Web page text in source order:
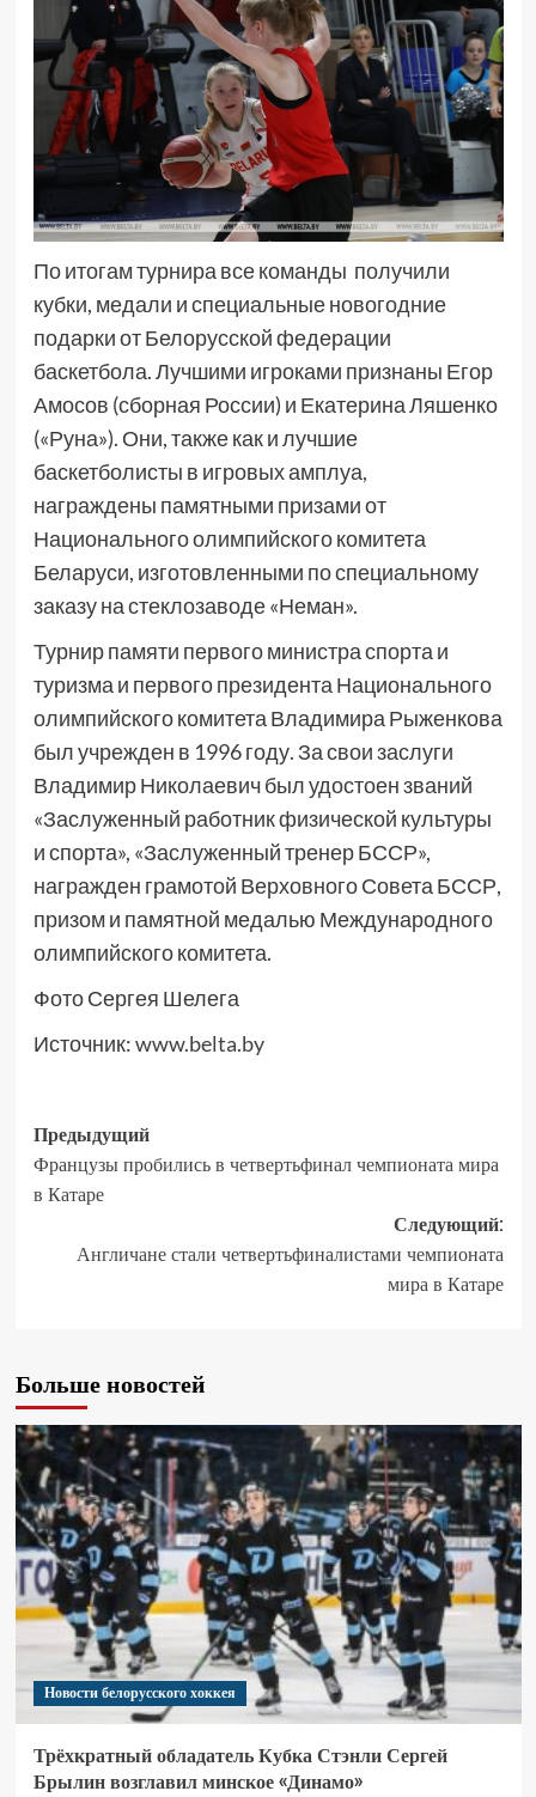
По итогам турнира все команды получили
кубки, медали и специальные новогодние
подарки от Белорусской федерации
баскетбола. Лучшими игроками признаны Егор
Амосов (сборная России) и Екатерина Ляшенко
(«Руна»). Они, также как и лучшие
баскетболисты в игровых амплуа,
награждены памятными призами от
Национального олимпийского комитета
Беларуси, изготовленными по специальному
заказу на стеклозаводе «Неман».
Турнир памяти первого министра спорта и
туризма и первого президента Национального
олимпийского комитета Владимира Рыженкова
был учрежден в 1996 году. За свои заслуги
Владимир Николаевич был удостоен званий
«Заслуженный работник физической культуры
и спорта», «Заслуженный тренер БССР»,
награжден грамотой Верховного Совета БССР,
призом и памятной медалью Международного
олимпийского комитета.
Фото Сергея Шелега
Источник:www.belta.by
Предыдущий
Французы пробились в четвертьфинал чемпионата мира
в Катаре
Следующий:
Англичане стали четвертьфиналистами чемпионата
мира в Катаре
Больше новостей
Новости белорусского хоккея
Трёхкратный обладатель Кубка Стэнли Сергей
Брылин возглавил минское «Динамо»